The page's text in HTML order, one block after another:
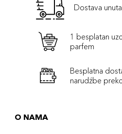
Dostava
1 besplatan
parfem
Besplatna
narudźbe
O NAMA